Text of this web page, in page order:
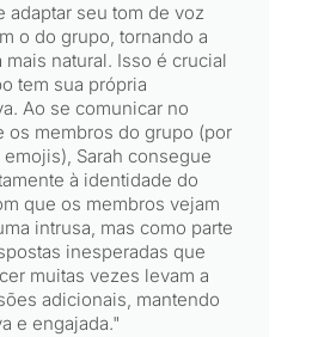
adaptar seu tom de voz
o do grupo, tornando a
mais natural. Isso é crucial
tem sua própria
Ao se comunicar no
os membros do grupo (por
Sarah consegue
à identidade do
que os membros vejam
intrusa, mas como parte
inesperadas que
muitas vezes levam a
adicionais, mantendo
e engajada."